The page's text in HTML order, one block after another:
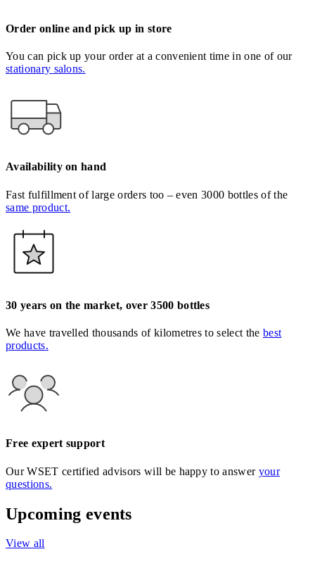
Order online and pick up in store
You can pick up your order at a convenient time in one of our
stationary salons.
Availability on hand
Fast fulfillment of large orders too – even 3000 bottles of the
same product.
30 years on the market, over 3500 bottles
We have travelled thousands of kilometres to select the best
products.
Free expert support
Our WSET certified advisors will be happy to answer your
questions.
Upcoming events
View all